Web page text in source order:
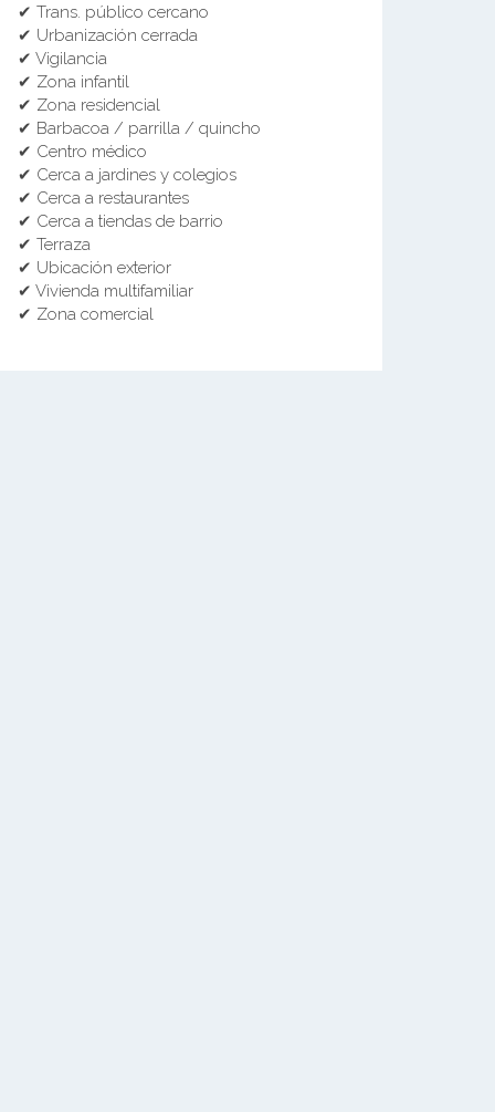
✔ Trans. público cercano
✔ Urbanización cerrada
✔ Vigilancia
✔ Zona infantil
✔ Zona residencial
✔ Barbacoa / parrilla / quincho
✔ Centro médico
✔ Cerca a jardines y colegios
✔ Cerca a restaurantes
✔ Cerca a tiendas de barrio
✔ Terraza
✔ Ubicación exterior
✔ Vivienda multifamiliar
✔ Zona comercial